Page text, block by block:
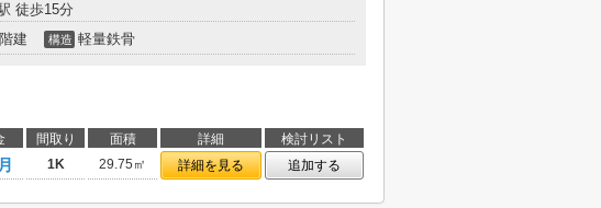
徒歩15分
建 構造 軽量鉄骨
間取り 面積 詳細
検討リスト
1K 29.75㎡ 詳細を見る 追加する